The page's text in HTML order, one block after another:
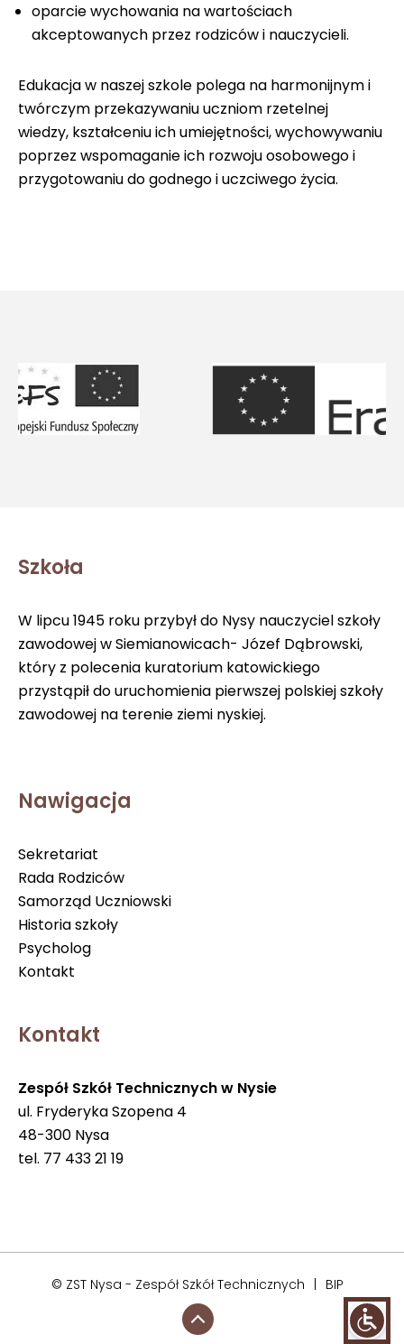
oparcie wychowania na wartościach
akceptowanych przez rodziców i nauczycieli.
Edukacja w naszej szkole polega na harmonijnym i
twórczym przekazywaniu uczniom rzetelnej
wiedzy, kształceniu ich umiejętności, wychowywaniu
poprzez wspomaganie ich rozwoju osobowego i
przygotowaniu do godnego i uczciwego życia.
Szkoła
W lipcu 1945 roku przybył do Nysy nauczyciel szkoły
zawodowej w Siemianowicach- Józef Dąbrowski,
który z polecenia kuratorium katowickiego
przystąpił do uruchomienia pierwszej polskiej szkoły
zawodowej na terenie ziemi nyskiej.
Nawigacja
Sekretariat
Rada Rodziców
Samorząd Uczniowski
Historia szkoły
Psycholog
Kontakt
Kontakt
Zespół Szkół Technicznych w Nysie
ul. Fryderyka Szopena 4
48-300 Nysa
tel. 77 433 21 19
© ZST Nysa - Zespół Szkół Technicznych BIP